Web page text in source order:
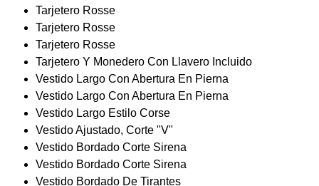
Tarjetero Rosse
Tarjetero Rosse
Tarjetero Rosse
Tarjetero Y Monedero Con Llavero Incluido
Vestido Largo Con Abertura En Pierna
Vestido Largo Con Abertura En Pierna
Vestido Largo Estilo Corse
Vestido Ajustado, Corte "V"
Vestido Bordado Corte Sirena
Vestido Bordado Corte Sirena
Vestido Bordado De Tirantes